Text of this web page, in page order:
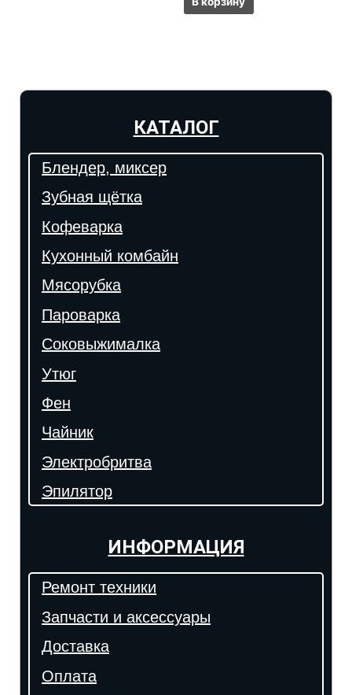
КАТАЛОГ
Блендер, миксер
Зубная щётка
Кофеварка
Кухонный комбайн
Мясорубка
Пароварка
Соковыжималка
Утюг
Фен
Чайник
Электробритва
Эпилятор
ИНФОРМАЦИЯ
Ремонт техники
Запчасти и аксессуары
Доставка
Оплата